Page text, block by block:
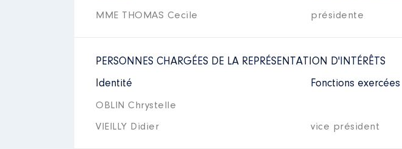
MME THOMAS Cecile présidente
PERSONNES CHARGÉES DE LA REPRÉSENTATION D'INTÉRÊTS
Identité
Fonctions exercées
OBLIN Chrystelle
VIEILLY Didier vice président